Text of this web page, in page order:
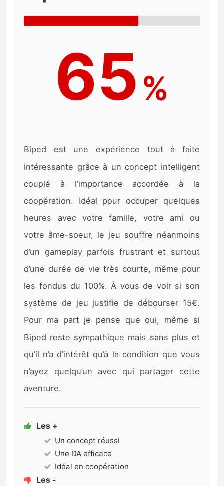
65 %
Biped est une expérience tout à faite
intéressante grâce à un concept intelligent
couplé à l’importance accordée à la
coopération. Idéal pour occuper quelques
heures avec votre famille, votre ami ou
votre âme-soeur, le jeu souffre néanmoins
d’un gameplay parfois frustrant et surtout
d’une durée de vie très courte, même pour
les fondus du 100%. À vous de voir si son
système de jeu justifie de débourser 15€.
Pour ma part je pense que oui, même si
Biped reste sympathique mais sans plus et
qu’il n’a d’intérêt qu’à la condition que vous
n’ayez quelqu’un avec qui partager cette
aventure.
Les +
Un concept réussi
Une DA efficace
Idéal en coopération
Les -